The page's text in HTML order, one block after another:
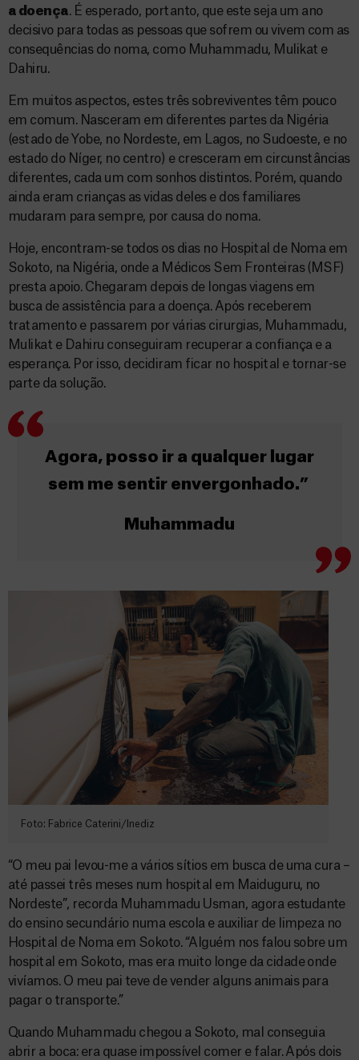
a doença. É esperado, portanto, que este seja um ano
decisivo para todas as pessoas que sofrem ou vivem com as
consequências do noma, como Muhammadu, Mulikat e
Dahiru.
Em muitos aspectos, estes três sobreviventes têm pouco
em comum. Nasceram em diferentes partes da Nigéria
(estado de Yobe, no Nordeste, em Lagos, no Sudoeste, e no
estado do Níger, no centro) e cresceram em circunstâncias
diferentes, cada um com sonhos distintos. Porém, quando
ainda eram crianças as vidas deles e dos familiares
mudaram para sempre, por causa do noma.
Hoje, encontram-se todos os dias no Hospital de Noma em
Sokoto, na Nigéria, onde a Médicos Sem Fronteiras (MSF)
presta apoio. Chegaram depois de longas viagens em
busca de assistência para a doença. Após receberem
tratamento e passarem por várias cirurgias, Muhammadu,
Mulikat e Dahiru conseguiram recuperar a confiança e a
esperança. Por isso, decidiram ficar no hospital e tornar-se
parte da solução.
Agora, posso ir a qualquer lugar
sem me sentir envergonhado.”
Muhammadu
Foto: Fabrice Caterini/Inediz
“O meu pai levou-me a vários sítios em busca de uma cura –
até passei três meses num hospital em Maiduguru, no
Nordeste”, recorda Muhammadu Usman, agora estudante
do ensino secundário numa escola e auxiliar de limpeza no
Hospital de Noma em Sokoto. “Alguém nos falou sobre um
hospital em Sokoto, mas era muito longe da cidade onde
vivíamos. O meu pai teve de vender alguns animais para
pagar o transporte.”
Quando Muhammadu chegou a Sokoto, mal conseguia
abrir a boca: era quase impossível comer e falar. Após dois